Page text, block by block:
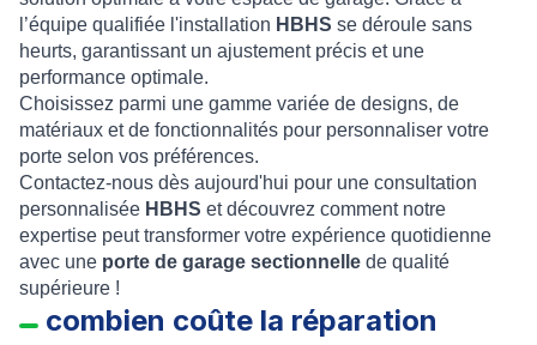
l’équipe qualifiée l'installation HBHS se déroule sans
heurts, garantissant un ajustement précis et une
performance optimale.
Choisissez parmi une gamme variée de designs, de
matériaux et de fonctionnalités pour personnaliser votre
porte selon vos préférences.
Contactez-nous dès aujourd'hui pour une consultation
personnalisée HBHS et découvrez comment notre
expertise peut transformer votre expérience quotidienne
avec une porte de garage sectionnelle de qualité
supérieure !
combien coûte la réparation